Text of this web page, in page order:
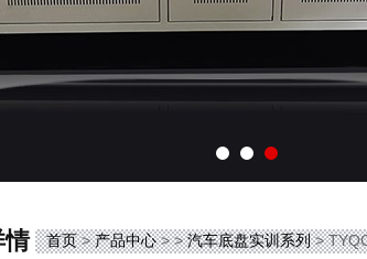
情 首页>产品中心> >汽车底盘实训系列>